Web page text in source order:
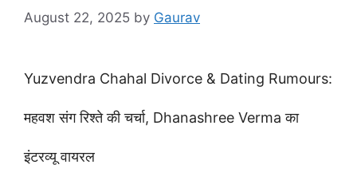
August 22, 2025 by Gaurav
Yuzvendra Chahal Divorce & Dating Rumours:
महवश संग रिश्ते की चर्चा, Dhanashree Verma का
इंटरव्यू वायरल